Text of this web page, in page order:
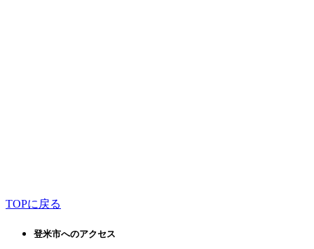
TOPに戻る
登米市へのアクセス